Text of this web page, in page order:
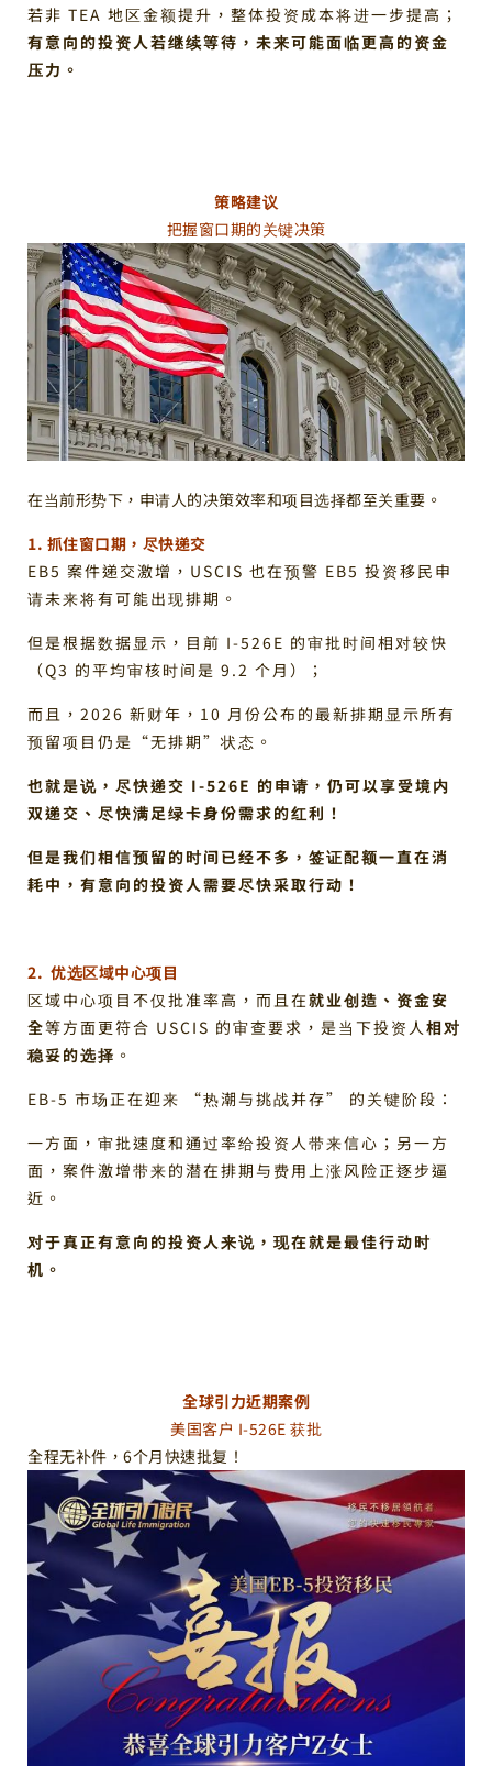
若非 TEA 地区金额提升，整体投资成本将进一步提高；
有意向的投资人若继续等待，未来可能面临更高的资金
压力。
策略建议
把握窗口期的关键决策
在当前形势下，申请人的决策效率和项目选择都至关重要。
1. 抓住窗口期，尽快递交
EB5 案件递交激增，USCIS 也在预警 EB5 投资移民申
请未来将有可能出现排期。
但是根据数据显示，目前 I-526E 的审批时间相对较快
（Q3 的平均审核时间是 9.2 个月）；
而且，2026 新财年，10 月份公布的最新排期显示所有
预留项目仍是“无排期”状态。
也就是说，尽快递交 I-526E 的申请，仍可以享受境内
双递交、尽快满足绿卡身份需求的红利！
但是我们相信预留的时间已经不多，签证配额一直在消
耗中，有意向的投资人需要尽快采取行动！
2. 优选区域中心项目
区域中心项目不仅批准率高，而且在就业创造、资金安
全等方面更符合 USCIS 的审查要求，是当下投资人 相对
稳妥的选择 。
EB-5 市场正在迎来 “热潮与挑战并存” 的关键阶段：
一方面，审批速度和通过率给投资人带来信心；另一方
面，案件激增带来的潜在排期与费用上涨风险正逐步逼
近。
对于真正有意向的投资人来说，现在就是最佳行动时
机。
全球引力近期案例
美国客户 I-526E 获批
全程无补件，6个月快速批复！